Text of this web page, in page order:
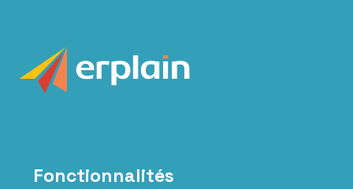
Fonctionnalités